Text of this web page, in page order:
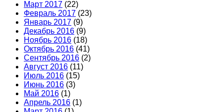
Март 2017 (22)
Февраль 2017 (23)
Январь 2017 (9)
Декабрь 2016 (9)
Ноябрь 2016 (18)
Октябрь 2016 (41)
Сентябрь 2016 (2)
Август 2016 (11)
Июль 2016 (15)
Июнь 2016 (3)
Май 2016 (1)
Апрель 2016 (1)